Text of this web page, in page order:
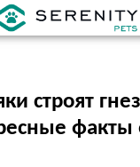
строят
факты